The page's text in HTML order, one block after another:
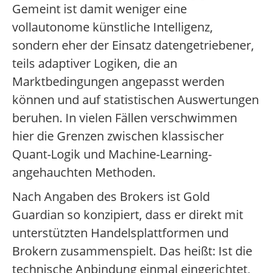
Gemeint ist damit weniger eine
vollautonome künstliche Intelligenz,
sondern eher der Einsatz datengetriebener,
teils adaptiver Logiken, die an
Marktbedingungen angepasst werden
können und auf statistischen Auswertungen
beruhen. In vielen Fällen verschwimmen
hier die Grenzen zwischen klassischer
Quant-Logik und Machine-Learning-
angehauchten Methoden.
Nach Angaben des Brokers ist Gold
Guardian so konzipiert, dass er direkt mit
unterstützten Handelsplattformen und
Brokern zusammenspielt. Das heißt: Ist die
technische Anbindung einmal eingerichtet,